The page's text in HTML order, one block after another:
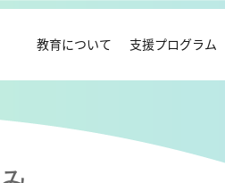
教育について 支援プログラム